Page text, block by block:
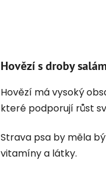
Hovězí s droby
Hovězí má vysoký
které podporují růst
Strava psa by měla
vitamíny a látky.